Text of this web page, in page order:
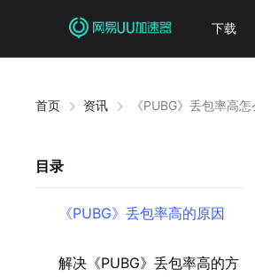
下载
首页 资讯 《PUBG》丢包率高
目录
《PUBG》丢包率高的原因
解决《PUBG》丢包率高的方